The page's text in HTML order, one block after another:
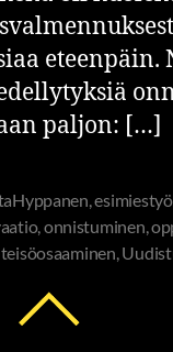
paljon: […]
,esimiestyö,
, onnistuminen ,